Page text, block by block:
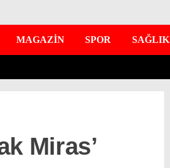
MAGAZİN SPOR SAĞLIK
Miras’